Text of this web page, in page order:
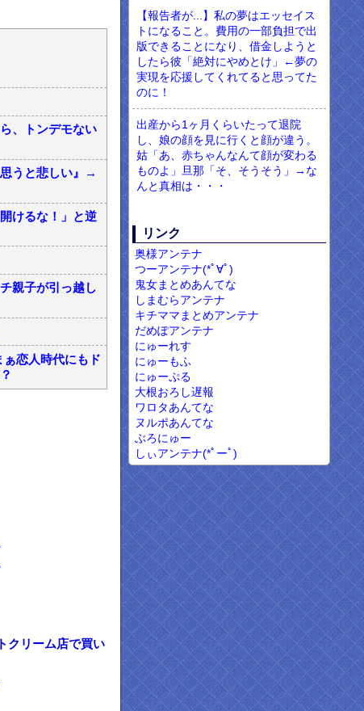
、トンデモない
うと悲しい』→
けるな！」と逆
親子が引っ越し
恋人時代にもド
クリーム店で買い
【報告者が...】私の夢はエッセイス
トになること。費用の一部負担で出
版できることになり、借金しようと
したら彼「絶対にやめとけ」←夢の
実現を応援してくれてると思ってた
のに！
出産から1ヶ月くらいたって退院
し、娘の顔を見に行くと顔が違う。
姑「あ、赤ちゃんなんて顔が変わる
ものよ」旦那「そ、そうそう」→な
んと真相は・・・
リンク
奥様アンテナ
つーアンテナ(*ﾟ∀ﾟ)
鬼女まとめあんてな
しまむらアンテナ
キチママまとめアンテナ
だめぽアンテナ
にゅーれす
にゅーもふ
にゅーぷる
大根おろし遅報
ワロタあんてな
ヌルポあんてな
ぶろにゅー
しぃアンテナ(*ﾟーﾟ)